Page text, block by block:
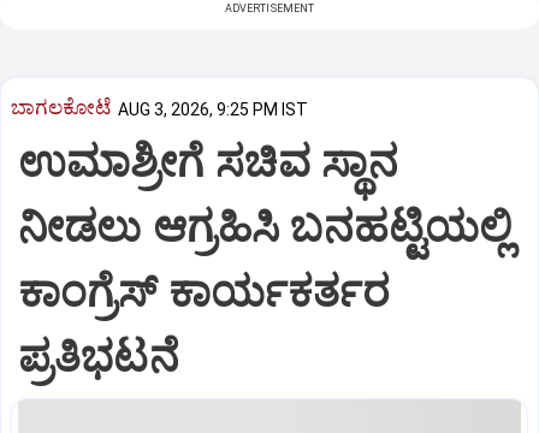
ADVERTISEMENT
ಬಾಗಲಕೋಟೆ AUG 3, 2026, 9:25 PM IST
ಉಮಾಶ್ರೀಗೆ ಸಚಿವ ಸ್ಥಾನ
ನೀಡಲು ಆಗ್ರಹಿಸಿ ಬನಹಟ್ಟಿಯಲ್ಲಿ
ಕಾಂಗ್ರೆಸ್ ಕಾರ್ಯಕರ್ತರ
ಪ್ರತಿಭಟನೆ